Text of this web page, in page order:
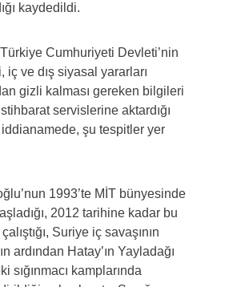
kaydedildi.
Türkiye Cumhuriyeti Devleti’nin
iç ve dış siyasal yararları
gizli kalması gereken bilgileri
servislerine aktardığı
şu tespitler yer
1993’te MİT bünyesinde
2012 tarihine kadar bu
Suriye iç savaşının
ardından Hatay’ın Yayladağı
sığınmacı kamplarında